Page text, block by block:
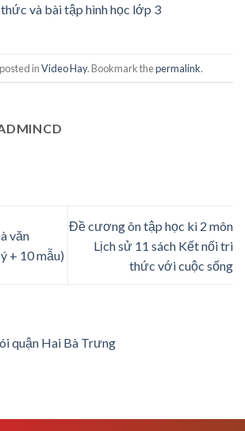
và bài tập hình học lớp 3
inVideo Hay. Bookmark thepermalink.
văn
+ 10 mẫu)
Đề cương ôn tập học kì 2 môn
Lịch sử 11 sách Kết nối tri
thức với cuộc sống
quận Hai Bà Trưng